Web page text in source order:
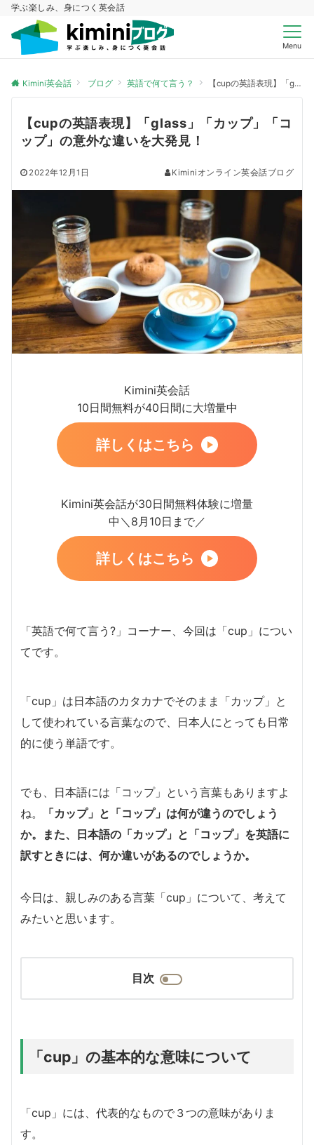
学ぶ楽しみ、身につく英会話
Menu
Kimini英会話 ブログ 英語で何て言う？ 【cupの英語表現】「glass」「カップ」「コップ」の意外な違いを大発見！
【cupの英語表現】「glass」「カップ」「コ
ップ」の意外な違いを大発見！
2022年12月1日 Kiminiオンライン英会話ブログ
Kimini英会話
10日間無料が40日間に大増量中
詳しくはこちら
Kimini英会話が30日間無料体験に増量
中＼8月10日まで／
詳しくはこちら
「英語で何て言う?」コーナー、今回は「cup」につい
てです。
「cup」は日本語のカタカナでそのまま「カップ」と
して使われている言葉なので、日本人にとっても日常
的に使う単語です。
でも、日本語には「コップ」という言葉もありますよ
ね。
「カップ」と「コップ」は何が違うのでしょう
か。また、日本語の「カップ」と「コップ」を英語に
訳すときには、何か違いがあるのでしょうか。
今日は、親しみのある言葉「cup」について、考えて
みたいと思います。
目次
「cup」の基本的な意味について
「cup」には、代表的なもので３つの意味がありま
す。